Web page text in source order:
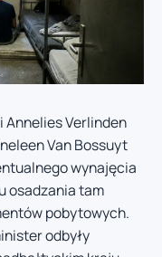
Verlinden
Van Bossuyt
wynajęcia
osadzania tam
pobytowych.
odbyły